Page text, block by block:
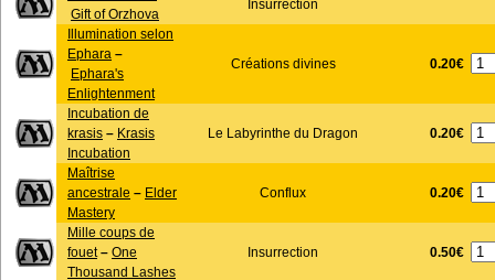
Gift of Orzhova
Insurrection
Illumination selon
Ephara –
Ephara's
Enlightenment
Créations divines 0.20€
Incubation de
krasis – Krasis
Incubation
Le Labyrinthe du Dragon 0.20€
Maîtrise
ancestrale – Elder
Mastery
Conflux 0.20€
Mille coups de
fouet– One
Thousand Lashes
Insurrection 0.50€